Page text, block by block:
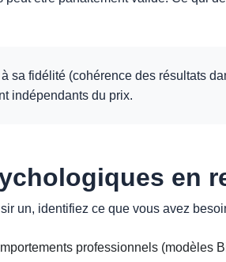
sa fidélité (cohérence des résultats
indépendants du prix.
en
un, identifiez ce que vous avez
professionnels (modèles